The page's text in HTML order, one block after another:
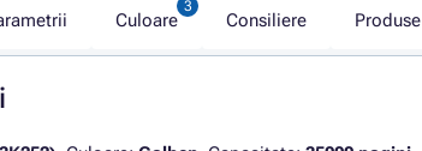
Culoare Consiliere